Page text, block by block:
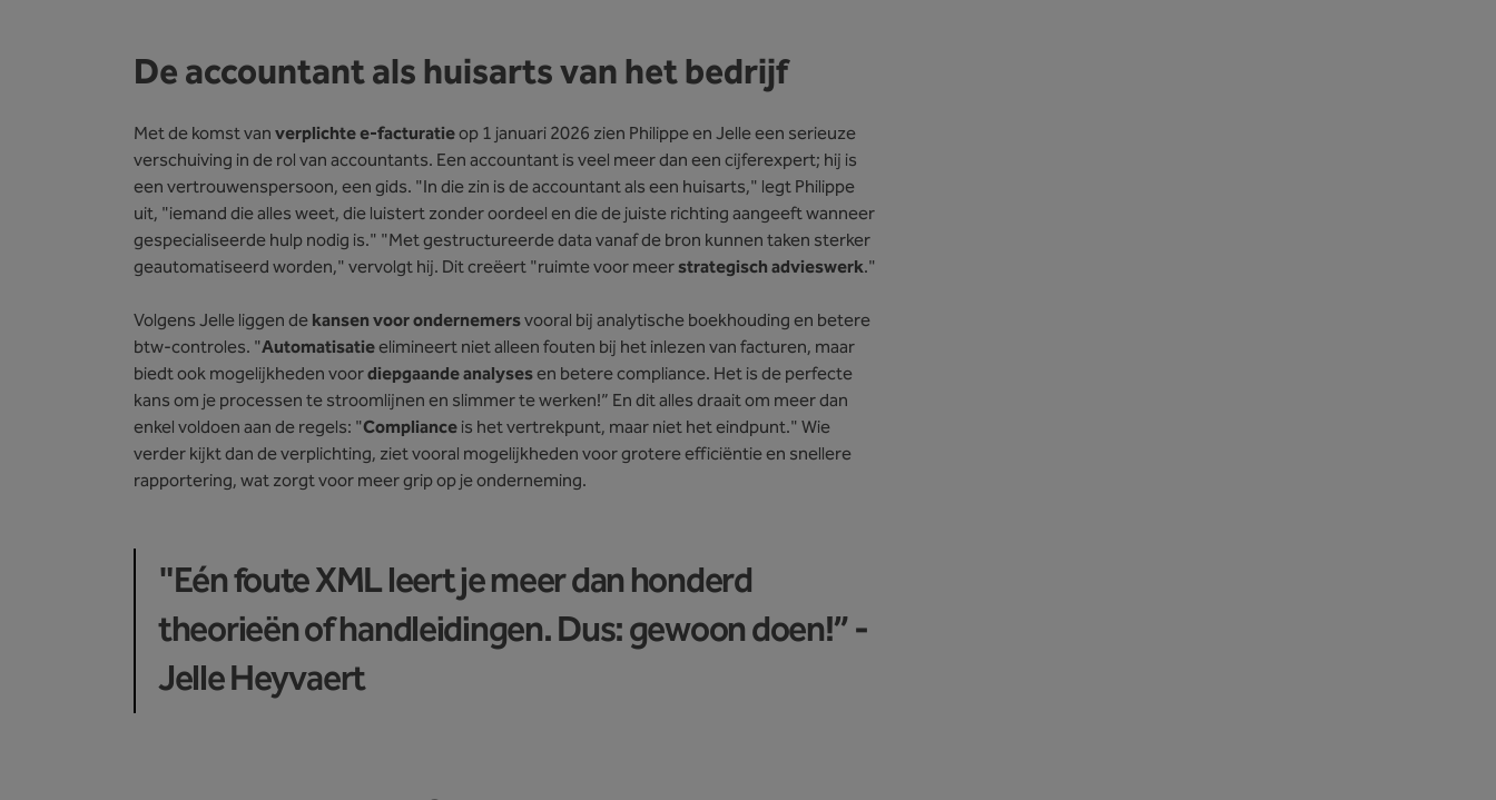
De accountant als huisarts van het bedrijf
Met de komst vanverplichte e-facturatieop 1 januari 2026 zien Philippe en Jelle een serieuze
verschuiving in de rol van accountants. Een accountant is veel meer dan een cijferexpert; hij is
een vertrouwenspersoon, een gids. "In die zin is de accountant als een huisarts," legt Philippe
uit, "iemand die alles weet, die luistert zonder oordeel en die de juiste richting aangeeft wanneer
gespecialiseerde hulp nodig is." "Met gestructureerde data vanaf de bron kunnen taken sterker
geautomatiseerd worden," vervolgt hij. Dit creëert "ruimte voor meerstrategisch advieswerk."
Volgens Jelle liggen dekansen voor ondernemersvooral bij analytische boekhouding en betere
btw-controles. "Automatisatieelimineert niet alleen fouten bij het inlezen van facturen, maar
biedt ook mogelijkheden voordiepgaande analysesen betere compliance. Het is de perfecte
kans om je processen te stroomlijnen en slimmer te werken!” En dit alles draait om meer dan
enkel voldoen aan de regels: "Complianceis het vertrekpunt, maar niet het eindpunt." Wie
verder kijkt dan de verplichting, ziet vooral mogelijkheden voor grotere efficiëntie en snellere
rapportering, wat zorgt voor meer grip op je onderneming.
"Eén foute XML leert je meer dan honderd
theorieën of handleidingen. Dus: gewoon doen!” -
Jelle Heyvaert